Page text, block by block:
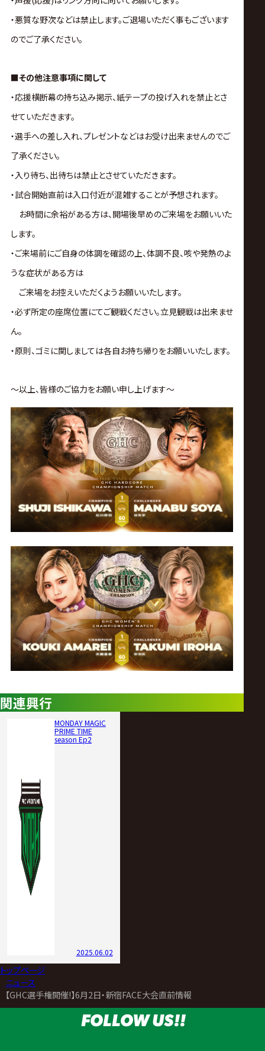
・悪質な野次などは禁止します。ご退場いただく事もございます
のでご了承ください。
■その他注意事項に関して
・応援横断幕の持ち込み掲示、紙テープの投げ入れを禁止とさ
せていただきます。
・選手への差し入れ、プレゼントなどはお受け出来ませんのでご
了承ください。
・入り待ち、出待ちは禁止とさせていただきます。
・試合開始直前は入口付近が混雑することが予想されます。
お時間に余裕がある方は、開場後早めのご来場をお願いいた
します。
・ご来場前にご自身の体調を確認の上、体調不良、咳や発熱のよ
うな症状がある方は
ご来場をお控えいただくようお願いいたします。
・必ず所定の座席位置にてご観戦ください。立見観戦は出来ませ
ん。
・原則、ゴミに関しましては各自お持ち帰りをお願いいたします。
～以上、皆様のご協力をお願い申し上げます～
関連興行
MONDAY MAGIC
PRIME TIME
season Ep2
2025.06.02
トップページ
ニュース
【GHC選手権開催!】6月2日・新宿FACE大会直前情報
FOLLOW US!!